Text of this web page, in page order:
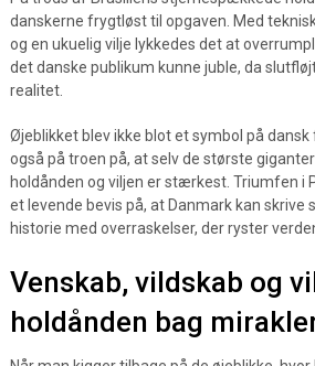
danskerne frygtløst til opgaven. Med
og en ukuelig vilje lykkedes det at
det danske publikum kunne juble, da
realitet.
Øjeblikket blev ikke blot et symbol på
også på troen på, at selv de største
holdånden og viljen er stærkest. Triumfen i
et levende bevis på, at Danmark kan skrive
historie med overraskelser, der ryster
Venskab, vildskab og
holdånden bag